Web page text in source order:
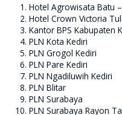
Hotel Agrowisata Batu
Hotel Crown Victoria
Kantor BPS Kabupaten
PLN Kota Kediri
PLN Grogol Kediri
PLN Pare Kediri
PLN Ngadiluwih Kediri
PLN Blitar
PLN Surabaya
PLN Surabaya Rayon